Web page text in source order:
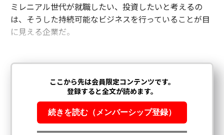
ミレニアル世代が就職したい、投資したいと考えるの
は、そうした持続可能なビジネスを行っていることが目
に見える企業だ。